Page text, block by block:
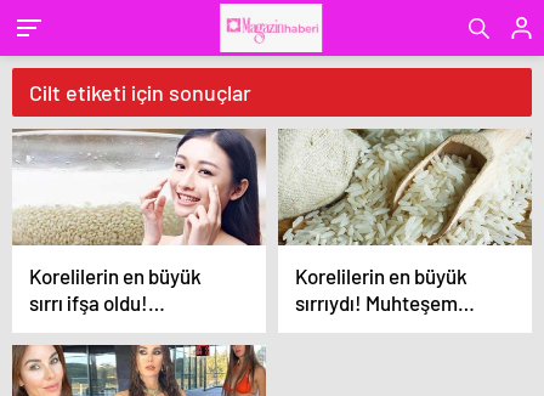
Cilt etiketi için sonuçlar
Korelilerin en büyük
sırrı ifşa oldu!
Muhteşem cildin
anahtarı pirinçte
Korelilerin en büyük
sırrıydı! Muhteşem
cildin anahtarı pirinçte